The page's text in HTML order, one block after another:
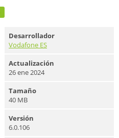
Desarrollador
Vodafone ES
Actualización
26 ene 2024
Tamaño
40 MB
Versión
6.0.106